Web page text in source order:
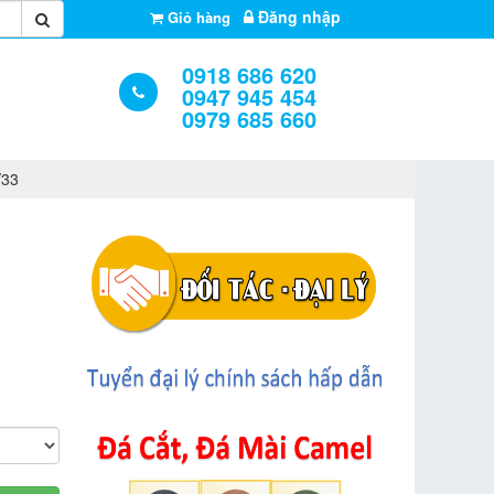
Giỏ hàng Đăng nhập
0918 686 620
0947 945 454
0979 685 660